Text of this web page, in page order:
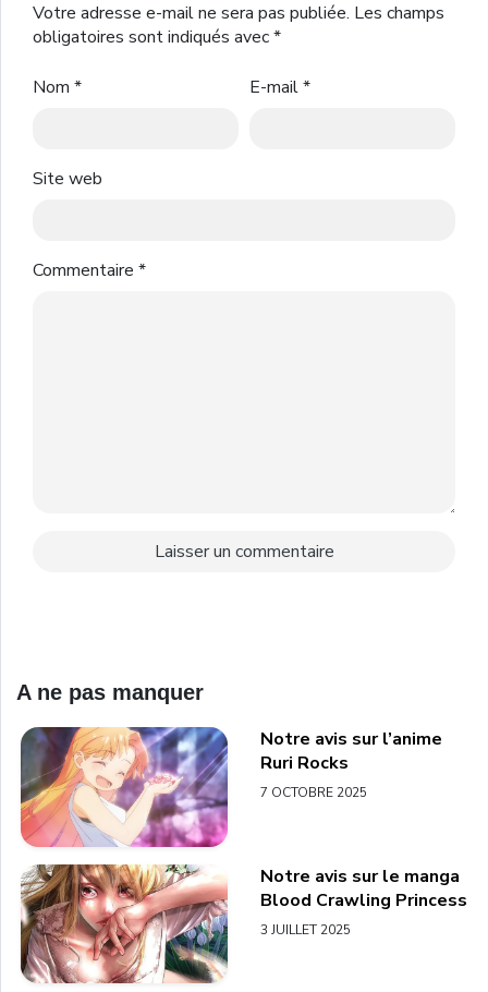
Votre adresse e-mail ne sera pas publiée. Les champs
obligatoires sont indiqués avec*
Nom * E-mail*
Site web
Commentaire *
A ne pas manquer
Notre avis sur l’anime
Ruri Rocks
7 OCTOBRE 2025
Notre avis sur le manga
Blood Crawling Princess
3 JUILLET 2025